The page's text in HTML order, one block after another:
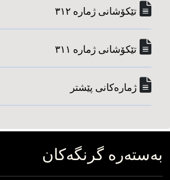
تێکۆشانی ژماره‌ ٣١٢
تێکۆشانی ژماره‌ ٣١١
ژماره‌کانی پێشتر
به‌سته‌ره‌ گرنگه‌کان